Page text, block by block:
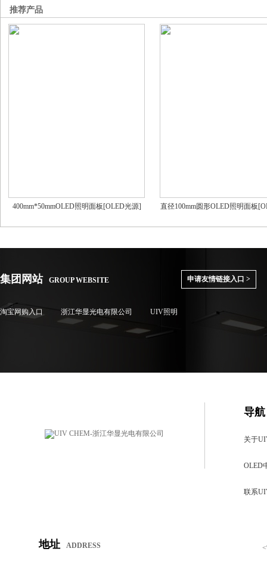
推荐产品
400mm*50mmOLED照明面板[OLED光源] 直径100mm圆形OLED照明面板
申请友情链接入口 >
集团网站 GROUP WEBSITE
淘宝网购入口 浙江华显光电有限公司 UIV照明
导航
关于
OLED
联系
地址 ADDRESS